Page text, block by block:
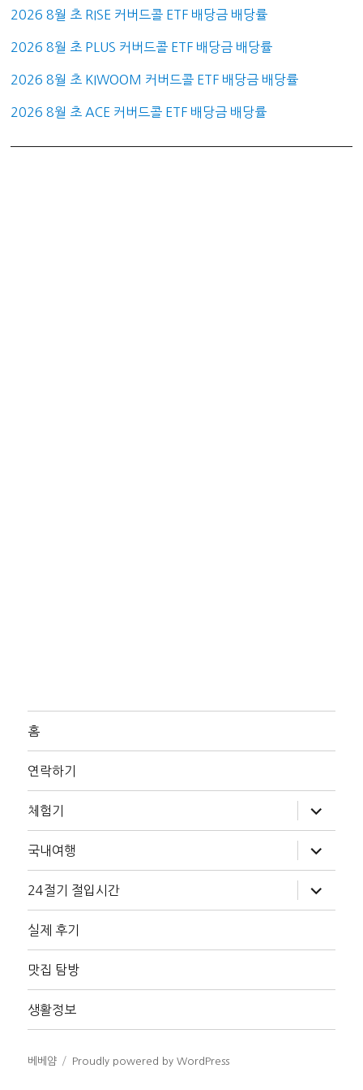
2026 8월 초 RISE 커버드콜 ETF 배당금 배당률
2026 8월 초 PLUS 커버드콜 ETF 배당금 배당률
2026 8월 초 KIWOOM 커버드콜 ETF 배당금 배당률
2026 8월 초 ACE 커버드콜 ETF 배당금 배당률
홈
연락하기
체험기
위
메
확
장
국내여행
위
메
확
장
24절기 절입시간
위
메
장
실제 후기
맛집 탐방
생활정보
베베얌 Proudly powered by WordPress